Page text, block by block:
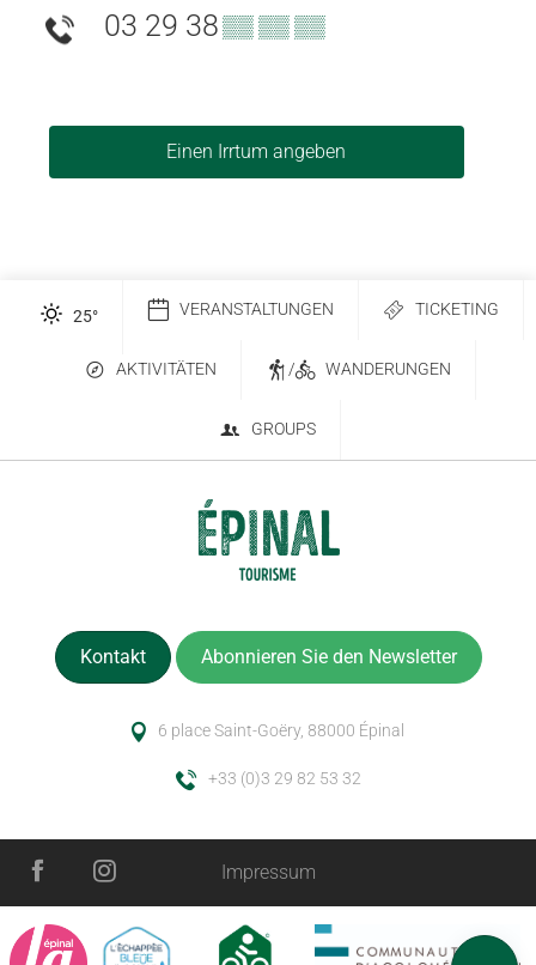
Öffnungen
Kommentare
03 29 38▒▒ ▒▒ ▒▒
Einen Irrtum angeben
25° VERANSTALTUNGEN TICKETING
AKTIVITÄTEN / WANDERUNGEN
GROUPS
Kontakt Abonnieren Sie den Newsletter
6 place Saint-Goëry, 88000 Épinal
+33 (0)3 29 82 53 32
Impressum